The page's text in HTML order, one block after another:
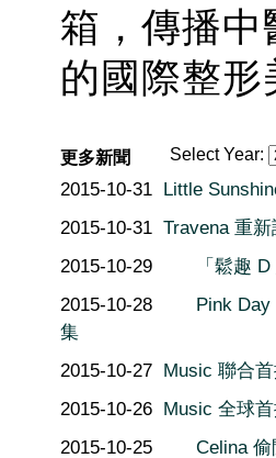
箱，傳播
的國際整
Select Year:
更多新聞
2015-10-31 Little
2015-10-31 Travena 重
2015-10-29
「鬆趣
2015-10-28
Pink
集
2015-10-27 Music 聯合
2015-10-26 Music 全球
2015-10-25
Celina